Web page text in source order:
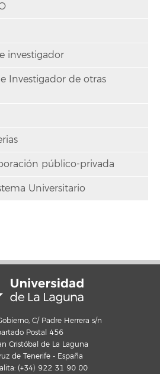
investigador
Investigador de otras
público-privada
Universitario
C/ Padre Herrera s/n
Postal 456
Cristóbal de La Laguna
de Tenerife - España
(+34) 922 31 90 00